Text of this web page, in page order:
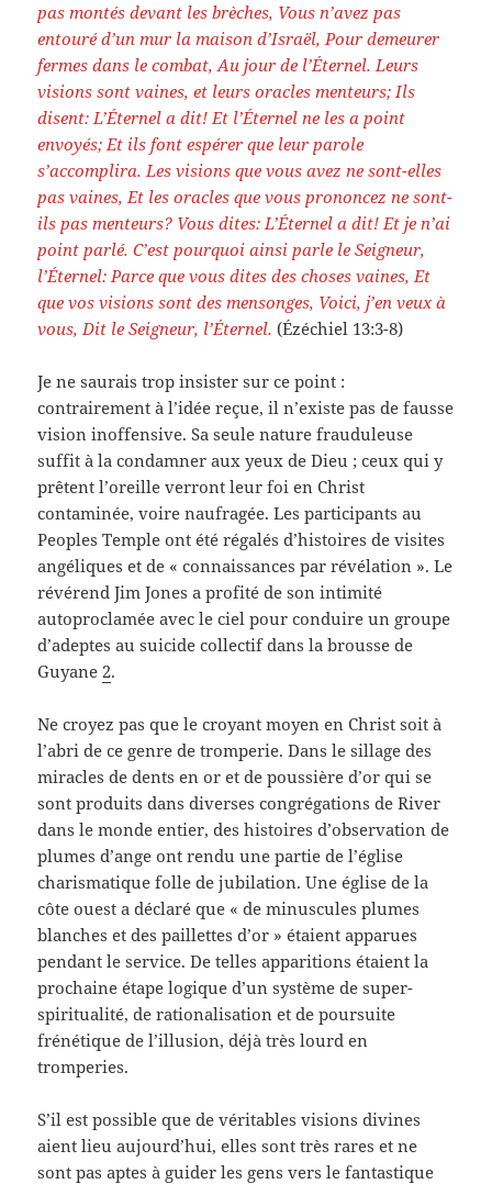
pas montés devant les brèches, Vous n’avez pas
entouré d’un mur la maison d’Israël, Pour demeurer
fermes dans le combat, Au jour de l’Éternel. Leurs
visions sont vaines, et leurs oracles menteurs; Ils
disent: L’Éternel a dit! Et l’Éternel ne les a point
envoyés; Et ils font espérer que leur parole
s’accomplira. Les visions que vous avez ne sont-elles
pas vaines, Et les oracles que vous prononcez ne sont-
ils pas menteurs? Vous dites: L’Éternel a dit! Et je n’ai
point parlé. C’est pourquoi ainsi parle le Seigneur,
l’Éternel: Parce que vous dites des choses vaines, Et
que vos visions sont des mensonges, Voici, j’en veux à
vous, Dit le Seigneur, l’Éternel. (Ézéchiel 13:3-8)
Je ne saurais trop insister sur ce point :
contrairement à l’idée reçue, il n’existe pas de fausse
vision inoffensive. Sa seule nature frauduleuse
suffit à la condamner aux yeux de Dieu ; ceux qui y
prêtent l’oreille verront leur foi en Christ
contaminée, voire naufragée. Les participants au
Peoples Temple ont été régalés d’histoires de visites
angéliques et de « connaissances par révélation ». Le
révérend Jim Jones a profité de son intimité
autoproclamée avec le ciel pour conduire un groupe
d’adeptes au suicide collectif dans la brousse de
Guyane2.
Ne croyez pas que le croyant moyen en Christ soit à
l’abri de ce genre de tromperie. Dans le sillage des
miracles de dents en or et de poussière d’or qui se
sont produits dans diverses congrégations de River
dans le monde entier, des histoires d’observation de
plumes d’ange ont rendu une partie de l’église
charismatique folle de jubilation. Une église de la
côte ouest a déclaré que « de minuscules plumes
blanches et des paillettes d’or » étaient apparues
pendant le service. De telles apparitions étaient la
prochaine étape logique d’un système de super-
spiritualité, de rationalisation et de poursuite
frénétique de l’illusion, déjà très lourd en
tromperies.
S’il est possible que de véritables visions divines
aient lieu aujourd’hui, elles sont très rares et ne
sont pas aptes à guider les gens vers le fantastique